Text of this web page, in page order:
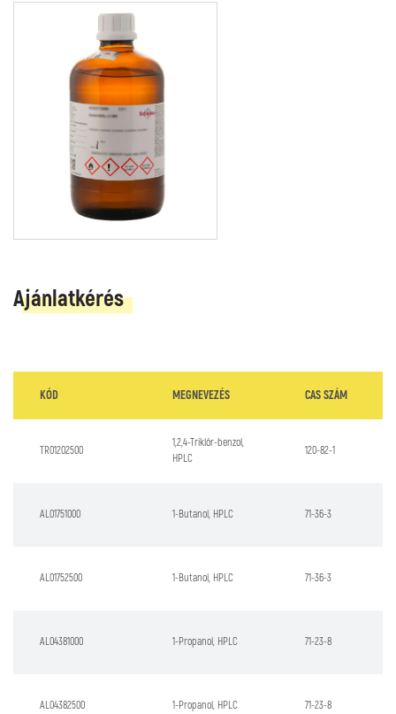
Ajánlatkérés
KÓD MEGNEVEZÉS CAS SZÁM
TR01202500
1,2,4-Triklór-benzol,
HPLC
120-82-1
AL01751000 1-Butanol, HPLC 71-36-3
AL01752500 1-Butanol, HPLC 71-36-3
AL04381000 1-Propanol, HPLC 71-23-8
AL04382500 1-Propanol, HPLC 71-23-8